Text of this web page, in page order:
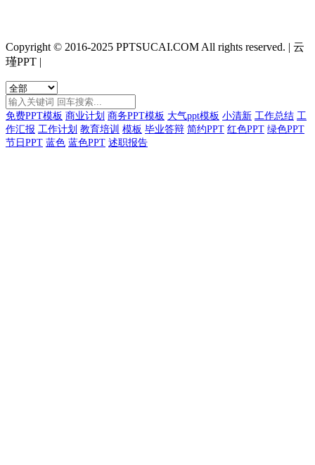
Copyright © 2016-2025 PPTSUCAI.COM All rights reserved. | 云
瑾PPT |
免费PPT模板 商业计划 商务PPT模板 大气ppt模板 小清新 工作总结 工
作汇报 工作计划 教育培训 模板 毕业答辩 简约PPT 红色PPT 绿色PPT
节日PPT 蓝色 蓝色PPT 述职报告